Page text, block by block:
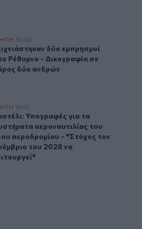
παράδοση - Φωτογραφίες
πίστη συναντά την παράδοση -
στο Ρέθυμνο - Δικογραφία
10:38
δύο εμπρησμοί στο
δύο εμπρησμοί
Ρέθυμνο - Δικογραφία σε
δύο ανδρών
τα συστήματα αεροναυτιλίας
10:15
Υπογραφές για τα
Υπογραφές για τα
αεροναυτιλίας του
αεροδρομίου - "Στόχος τον
του 2028 να